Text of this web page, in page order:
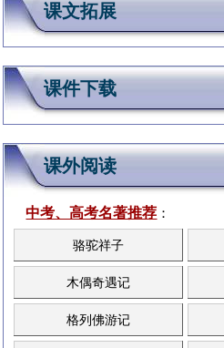
课文拓展
课件下载
课外阅读
中考、高考名著推荐 ：
骆驼祥子
木偶奇遇记
格列佛游记